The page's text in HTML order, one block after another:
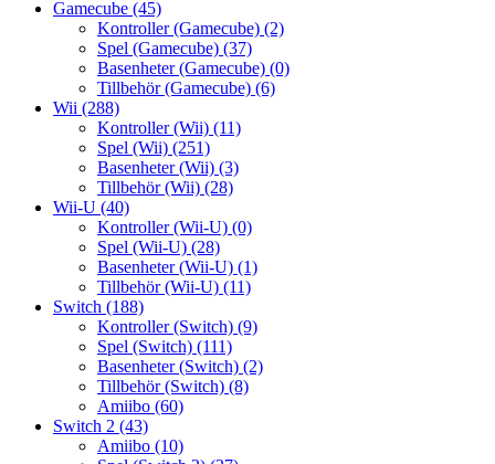
Gamecube (45)
Kontroller (Gamecube) (2)
Spel (Gamecube) (37)
Basenheter (Gamecube) (0)
Tillbehör (Gamecube) (6)
Wii (288)
Kontroller (Wii) (11)
Spel (Wii) (251)
Basenheter (Wii) (3)
Tillbehör (Wii) (28)
Wii-U (40)
Kontroller (Wii-U) (0)
Spel (Wii-U) (28)
Basenheter (Wii-U) (1)
Tillbehör (Wii-U) (11)
Switch (188)
Kontroller (Switch) (9)
Spel (Switch) (111)
Basenheter (Switch) (2)
Tillbehör (Switch) (8)
Amiibo (60)
Switch 2 (43)
Amiibo (10)